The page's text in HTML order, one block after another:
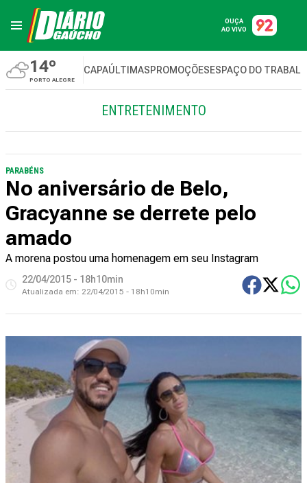
OUÇA
AO VIVO
14º
PORTO ALEGRE
CAPAÚLTIMASPROMOÇÕESESPAÇO DO
ENTRETENIMENTO
PARABÉNS
No aniversário de Belo,
Gracyanne se derrete pelo
amado
A morena postou uma homenagem em seu Instagram
22/04/2015 - 18h10min
Atualizada em: 22/04/2015 - 18h10min